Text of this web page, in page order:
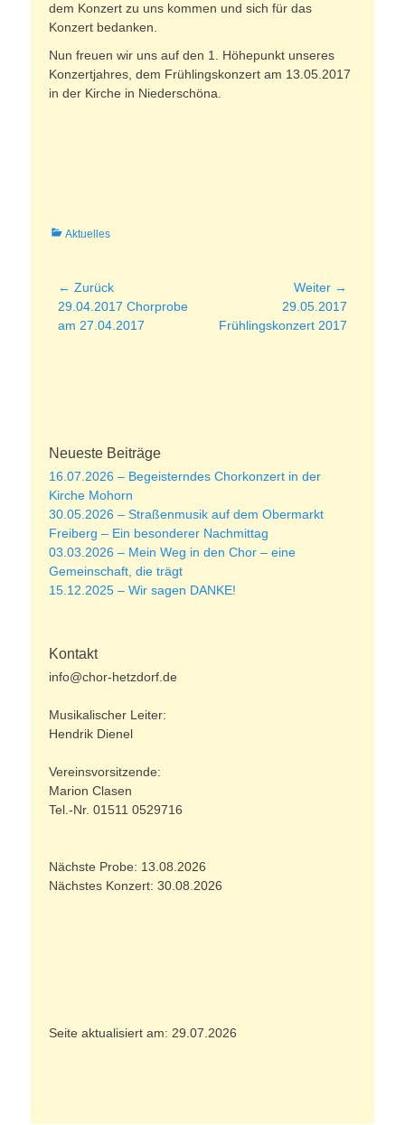
dem Konzert zu uns kommen und sich für das
Konzert bedanken.
Nun freuen wir uns auf den 1. Höhepunkt unseres
Konzertjahres, dem Frühlingskonzert am 13.05.2017
in der Kirche in Niederschöna.
Kategorien
Aktuelles
Beitragsnavigation
← Zurück
Vorheriger
Beitrag:
29.04.2017 Chorprobe
am 27.04.2017
Weiter →
Beitrag:
29.05.2017
Frühlingskonzert 2017
Neueste Beiträge
16.07.2026 – Begeisterndes Chorkonzert in der
Kirche Mohorn
30.05.2026 – Straßenmusik auf dem Obermarkt
Freiberg – Ein besonderer Nachmittag
03.03.2026 – Mein Weg in den Chor – eine
Gemeinschaft, die trägt
15.12.2025 – Wir sagen DANKE!
Kontakt
info@chor-hetzdorf.de
Musikalischer Leiter:
Hendrik Dienel
Vereinsvorsitzende:
Marion Clasen
Tel.-Nr. 01511 0529716
Nächste Probe: 13.08.2026
Nächstes Konzert: 30.08.2026
Seite aktualisiert am: 29.07.2026